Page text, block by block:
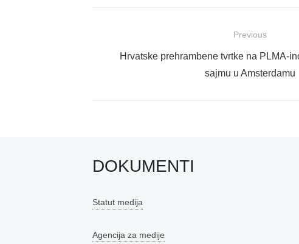
objava
Previous
Previous
Hrvatske prehrambene tvrtke na PLMA-
sajmu u Amsterdamu
DOKUMENTI
Statut medija
Agencija za medije